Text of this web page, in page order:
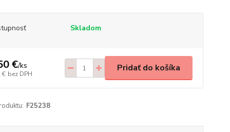
Skladom
€/ks
€ bez DPH
Pridať do košíka
F25238